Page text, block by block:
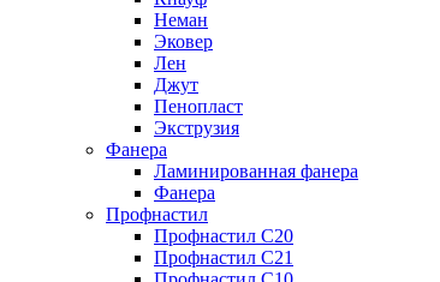
Неман
Эковер
Лен
Джут
Пенопласт
Экструзия
Фанера
Ламинированная фанера
Фанера
Профнастил
Профнастил С20
Профнастил С21